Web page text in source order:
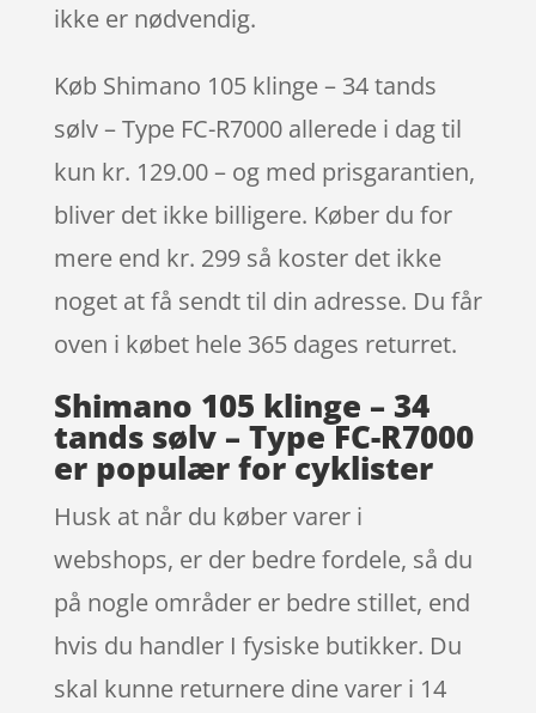
ikke er nødvendig.
Køb Shimano 105 klinge – 34 tands
sølv – Type FC-R7000 allerede i dag til
kun kr. 129.00 – og med prisgarantien,
bliver det ikke billigere. Køber du for
mere end kr. 299 så koster det ikke
noget at få sendt til din adresse. Du får
oven i købet hele 365 dages returret.
Shimano 105 klinge – 34
tands sølv – Type FC-R7000
er populær for cyklister
Husk at når du køber varer i
webshops, er der bedre fordele, så du
på nogle områder er bedre stillet, end
hvis du handler I fysiske butikker. Du
skal kunne returnere dine varer i 14